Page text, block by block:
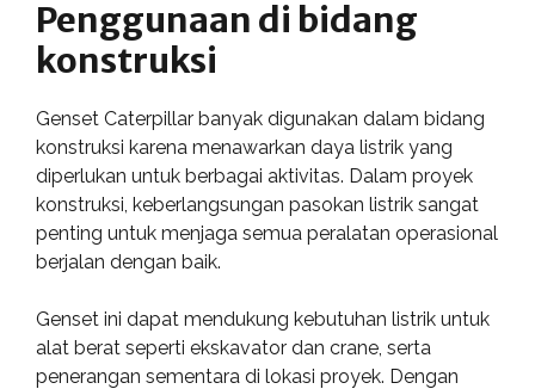
Penggunaan di bidang
konstruksi
Genset Caterpillar banyak digunakan dalam bidang
konstruksi karena menawarkan daya listrik yang
diperlukan untuk berbagai aktivitas. Dalam proyek
konstruksi, keberlangsungan pasokan listrik sangat
penting untuk menjaga semua peralatan operasional
berjalan dengan baik.
Genset ini dapat mendukung kebutuhan listrik untuk
alat berat seperti ekskavator dan crane, serta
penerangan sementara di lokasi proyek. Dengan